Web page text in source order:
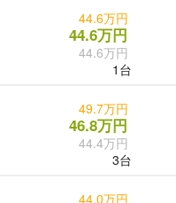
44.6万円
44.6万円
44.6万円
1台
49.7万円
46.8万円
44.4万円
3台
44.0万円